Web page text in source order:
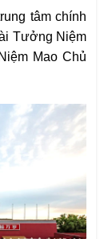
tâm chính
Tưởng Niệm
Mao Chủ